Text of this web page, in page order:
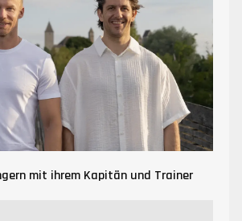
mit ihrem Kapitän und Trainer